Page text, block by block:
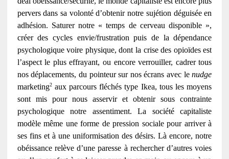
pervers dans sa volonté d’obtenir notre sujétion déguisée en
adhésion. Saturer notre « temps de cerveau disponible »,
créer des cycles envie/frustration puis de la dépendance
psychologique voire physique, dont la crise des opioïdes est
l’aspect le plus effrayant, ou encore verrouiller, cadrer tous
nos déplacements, du pointeur sur nos écrans avec lenudge
marketing2aux parcours fléchés type Ikea, tous les moyens
sont mis pour nous asservir et obtenir sous contrainte
psychologique notre assentiment. La société capitaliste
modèle même une forme de pression sociale pour arriver à
ses fins et à une uniformisation des désirs. Là encore, notre
obéissance relève d’une paresse à rechercher d’autres voies